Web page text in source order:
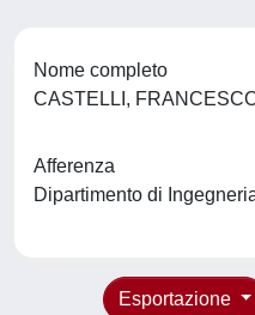
Nome completo
CASTELLI,
Afferenza
Dipartimento di
Esportazione